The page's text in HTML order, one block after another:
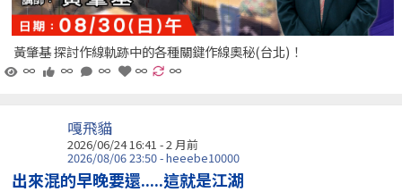
黃肇基 探討作線軌跡中的各種關鍵作線奧秘(台北)！
∞
∞ ∞ ∞ ∞
嘎飛貓
2026/06/24 16:41 - 2 月前
2026/08/06 23:50 - heeebe10000
出來混的早晚要還.....這就是江湖